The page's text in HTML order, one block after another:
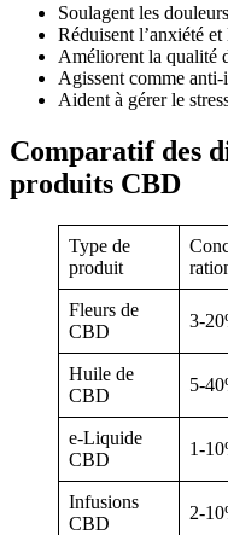
Soulagent les
Réduisent l’anxiété et
Améliorent la qualité
Agissent comme
Aident à gérer le
Comparatif des
produits CBD
Type de
produit
Fleurs de
CBD
3-
Huile de
CBD
5-
e-Liquide
CBD
1-
Infusions
CBD
2-